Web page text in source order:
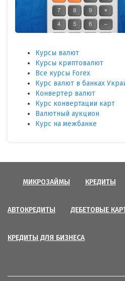
Курсы валют
Курсы криптовалют
Все курсы Forex
Курс валют в банках
Конвертер валют
Курс конвертации карт
Валютный аукцион
Курс на межбанке
МИКРОЗАЙМЫ КРЕДИТЫ
АВТОКРЕДИТЫ ДЕБЕТОВЫЕ
КРЕДИТЫ ДЛЯ БИЗНЕСА